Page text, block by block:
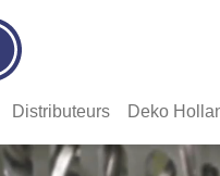
Distributeurs Deko